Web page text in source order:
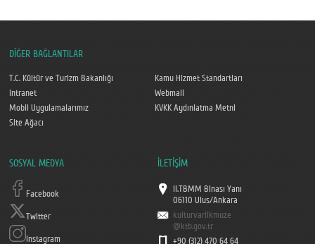
DİĞER BAĞLANTILAR
T.C. Kültür ve Turizm Bakanlığı
Kamu Hizmet Standartları
Intranet
Webmail
Mobil Uygulamalarımız
KVKK Aydınlatma Metni
Site Ağacı
SOSYAL MEDYA
Facebook
Twitter
Instagram
İLETİŞİM
II.TBMM Binası Yanı
06110 Ulus/Ankara
kulturvarlikmuze
@ktb.gov.tr
+90 (312) 470 64 64